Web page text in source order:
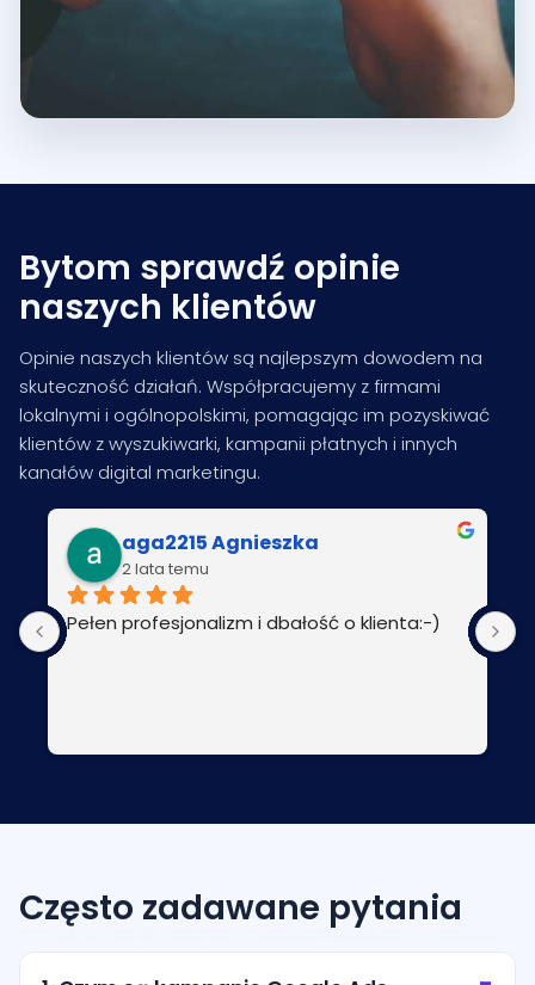
Bytom sprawdź opinie
naszych klientów
Opinie naszych klientów są najlepszym dowodem na
skuteczność działań. Współpracujemy z firmami
lokalnymi i ogólnopolskimi, pomagając im pozyskiwać
klientów z wyszukiwarki, kampanii płatnych i innych
kanałów digital marketingu.
aga2215 Agnieszka
2 lata temu
Pełen profesjonalizm i dbałość o klienta:-)
Często zadawane pytania